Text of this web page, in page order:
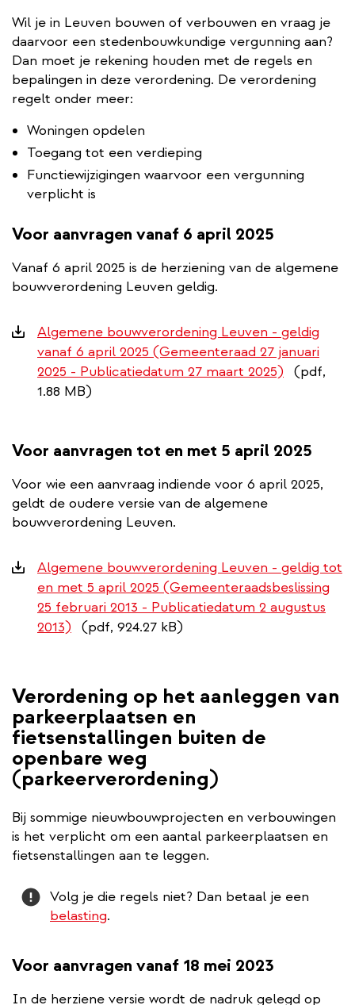
Wil je in Leuven bouwen of verbouwen en vraag je
daarvoor een stedenbouwkundige vergunning aan?
Dan moet je rekening houden met de regels en
bepalingen in deze verordening. De verordening
regelt onder meer:
Woningen opdelen
Toegang tot een verdieping
Functiewijzigingen waarvoor een vergunning
verplicht is
Voor aanvragen vanaf 6 april 2025
Vanaf 6 april 2025 is de herziening van de algemene
bouwverordening Leuven geldig.
Downloads
Algemene bouwverordening Leuven - geldig
vanaf 6 april 2025 (Gemeenteraad 27 januari
2025 - Publicatiedatum 27 maart 2025)
(pdf,
1.88 MB)
Voor aanvragen tot en met 5 april 2025
Voor wie een aanvraag indiende voor 6 april 2025,
geldt de oudere versie van de algemene
bouwverordening Leuven.
Downloads
Algemene bouwverordening Leuven - geldig tot
en met 5 april 2025 (Gemeenteraadsbeslissing
25 februari 2013 - Publicatiedatum 2 augustus
2013)
(pdf, 924.27 kB)
Verordening op het aanleggen van
parkeerplaatsen en
fietsenstallingen buiten de
openbare weg
(parkeerverordening)
Bij sommige nieuwbouwprojecten en verbouwingen
is het verplicht om een aantal parkeerplaatsen en
fietsenstallingen aan te leggen.
Attention
Volg je die regels niet? Dan betaal je een
belasting.
Voor aanvragen vanaf 18 mei 2023
In de herziene versie wordt de nadruk gelegd op